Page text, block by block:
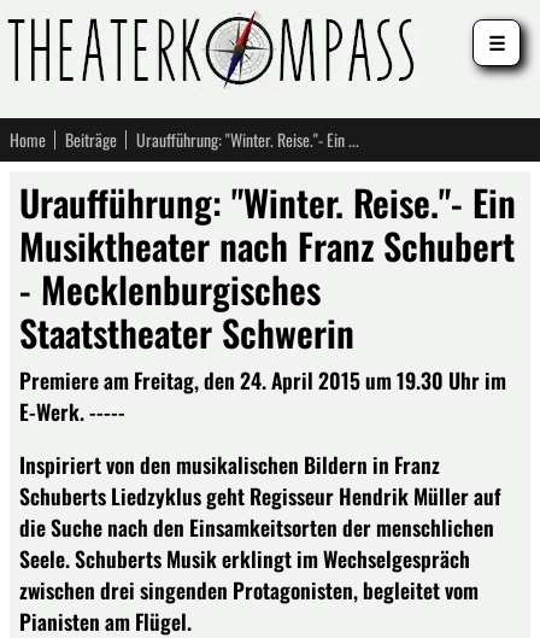
Home Beiträge Uraufführung: "Winter. Reise."- Ein Musiktheater nach Franz Schubert - Mecklenburgisches Staatstheater Schwerin
Uraufführung: "Winter. Reise."- Ein
Musiktheater nach Franz Schubert
- Mecklenburgisches
Staatstheater Schwerin
Premiere am Freitag, den 24. April 2015 um 19.30 Uhr im
E-Werk. -----
Inspiriert von den musikalischen Bildern in Franz
Schuberts Liedzyklus geht Regisseur Hendrik Müller auf
die Suche nach den Einsamkeitsorten der menschlichen
Seele. Schuberts Musik erklingt im Wechselgespräch
zwischen drei singenden Protagonisten, begleitet vom
Pianisten am Flügel.
☰